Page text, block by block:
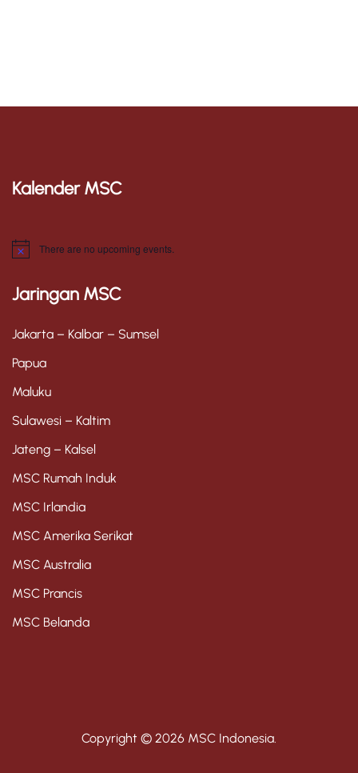
Kalender MSC
N
c
There are no upcoming events.
Jaringan MSC
Jakarta – Kalbar – Sumsel
Papua
Maluku
Sulawesi – Kaltim
Jateng – Kalsel
MSC Rumah Induk
MSC Irlandia
MSC Amerika Serikat
MSC Australia
MSC Prancis
MSC Belanda
Copyright © 2026 MSC Indonesia.